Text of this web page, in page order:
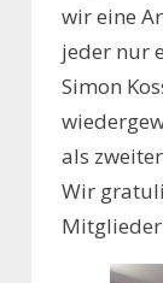
wir eine
jeder nur
Simon
als
Wir